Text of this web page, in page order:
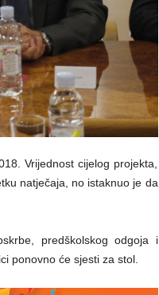
Vrijednost cijelog projekta,
natječaja, no istaknuo je da
predškolskog odgoja i
ponovno će sjesti za stol.